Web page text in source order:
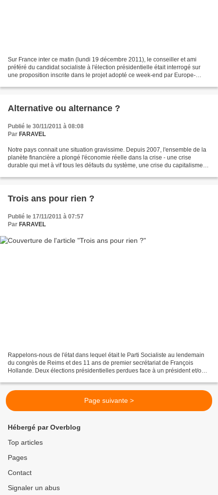
Sur France inter ce matin (lundi 19 décembre 2011), le conseiller et ami
préféré du candidat socialiste à l'élection présidentielle était interrogé sur
une proposition inscrite dans le projet adopté ce week-end par Europe-
Alternative ou alternance ?
Publié le 30/11/2011 à 08:08
Par FARAVEL
Notre pays connait une situation gravissime. Depuis 2007, l'ensemble de la
planète financière a plongé l'économie réelle dans la crise - une crise
durable qui met à vif tous les défauts du système, une crise du capitalisme
Trois ans pour rien ?
Publié le 17/11/2011 à 07:57
Par FARAVEL
Rappelons-nous de l'état dans lequel était le Parti Socialiste au lendemain
du congrès de Reims et des 11 ans de premier secrétariat de François
Hollande. Deux élections présidentielles perdues face à un président et/ou
Page suivante >
Hébergé par Overblog
Top articles
Pages
Contact
Signaler un abus